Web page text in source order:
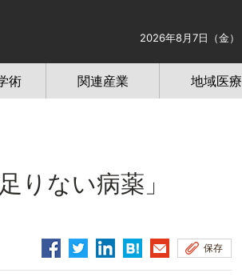
2026年8月7日（金）
術 関連産業 地域医療
りない病薬」
保存